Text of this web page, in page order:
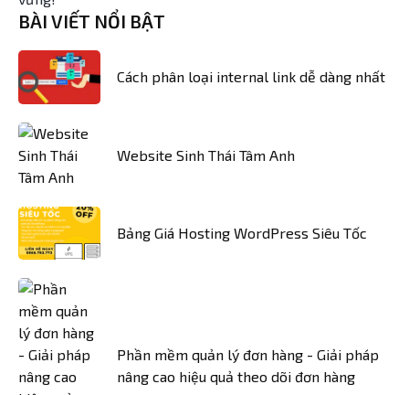
BÀI VIẾT NỔI BẬT
Cách phân loại internal link dễ dàng nhất
Website Sinh Thái Tâm Anh
Bảng Giá Hosting WordPress Siêu Tốc
Phần mềm quản lý đơn hàng - Giải pháp
nâng cao hiệu quả theo dõi đơn hàng